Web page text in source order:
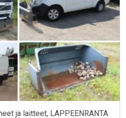
ja laitteet, LAPPEENRANTA